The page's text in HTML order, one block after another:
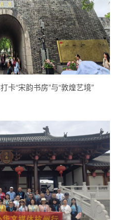
卡“宋韵书房”与“敦煌艺境”